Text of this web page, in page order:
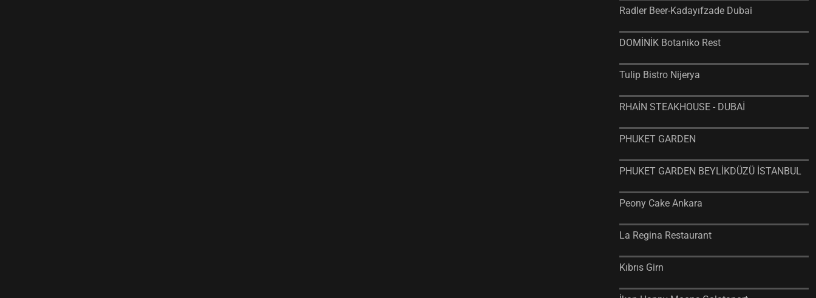
Radler Beer-Kadayıfzade Dubai
DOMİNİK Botaniko Rest
Tulip Bistro Nijerya
RHAİN STEAKHOUSE - DUBAİ
PHUKET GARDEN
PHUKET GARDEN BEYLİKDÜZÜ İSTANBUL
Peony Cake Ankara
La Regina Restaurant
Kıbrıs Girn